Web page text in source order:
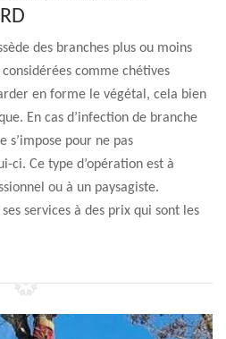
des branches plus ou moins
comme chétives
en forme le végétal, cela bien
En cas d’infection de branche
s’impose pour ne pas
ci. Ce type d’opération est à
ou à un paysagiste.
services à des prix qui sont les